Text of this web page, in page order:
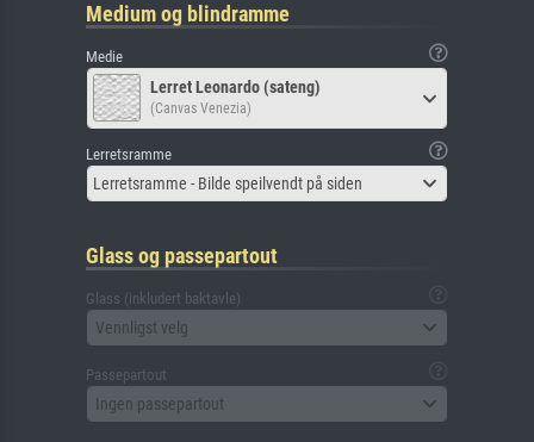
Medium og blindramme
Medie
Lerret Leonardo (sateng)
(Canvas Venezia)
Lerretsramme
Lerretsramme - Bilde speilvendt på siden
Glass og passepartout
Glass (inkludert baktavle)
Vennligst velg
Passepartout
Ingen passepartout